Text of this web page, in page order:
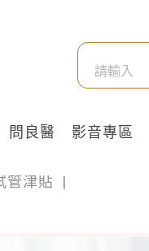
問良醫 影音專區
管津貼 |